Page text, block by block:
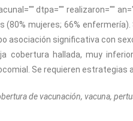
dtpa="" realizaron=""
(80% mujeres; 66%
asociación significativa con
cobertura hallada, muy
Se requieren estrategias
de vacunación, vacuna,